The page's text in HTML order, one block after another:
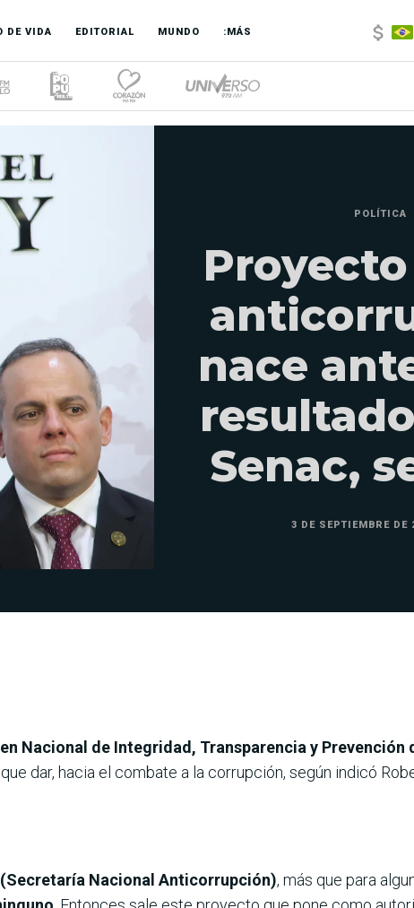
DE VIDA EDITORIAL MUNDO :MÁS
POLÍTICA
nace
Senac,
3 DE SEPTIEMBRE DE
Nacional de Integridad, Transparencia y Prevención
dar, hacia el combate a la corrupción, según indicó
Nacional Anticorrupción), más que para